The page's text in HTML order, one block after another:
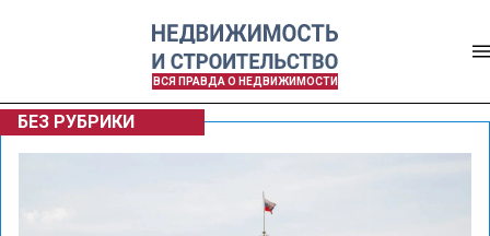
ВСЯ ПРАВДА О НЕДВИЖИМОСТИ
БЕЗ РУБРИКИ